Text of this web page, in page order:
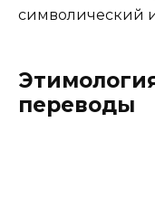
символический
переводы